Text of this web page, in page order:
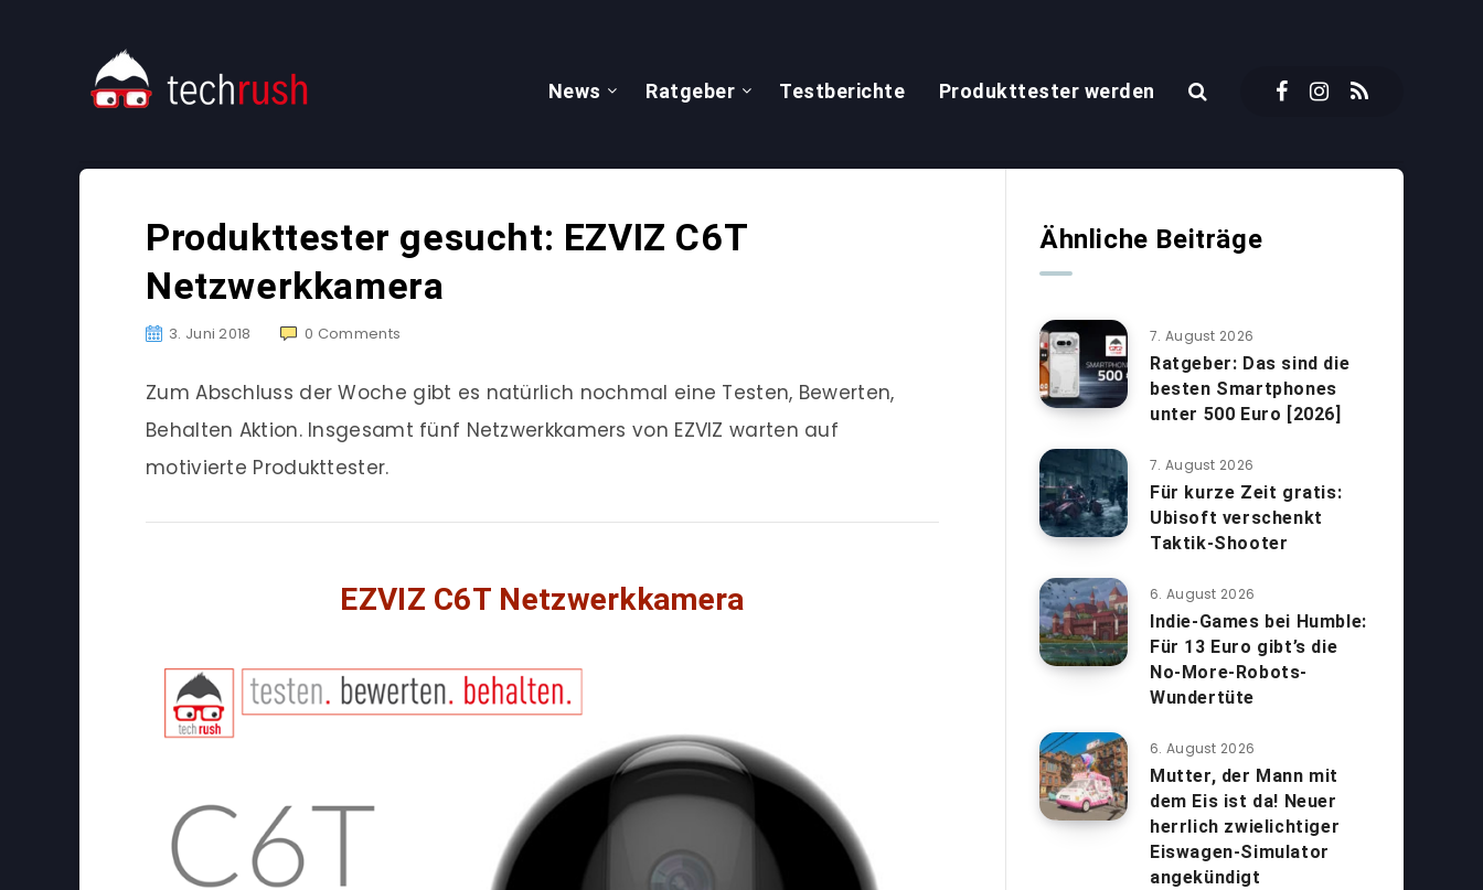
News Ratgeber Testberichte Produkttester werden
Produkttester gesucht: EZVIZ C6T
Netzwerkkamera
3. Juni 2018 0 Comments
Zum Abschluss der Woche gibt es natürlich nochmal eine Testen, Bewerten,
Behalten Aktion. Insgesamt fünf Netzwerkkamers von EZVIZ warten auf
motivierte Produkttester.
EZVIZ C6T Netzwerkkamera
Ähnliche Beiträge
7. August 2026
Ratgeber: Das sind die
besten Smartphones
unter 500 Euro [2026]
7. August 2026
Für kurze Zeit gratis:
Ubisoft verschenkt
Taktik-Shooter
6. August 2026
Indie-Games bei Humble:
Für 13 Euro gibt’s die
No-More-Robots-
Wundertüte
6. August 2026
Mutter, der Mann mit
dem Eis ist da! Neuer
herrlich zwielichtiger
Eiswagen-Simulator
angekündigt